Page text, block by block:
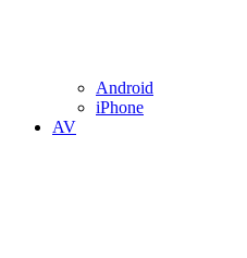
Android
iPhone
AV